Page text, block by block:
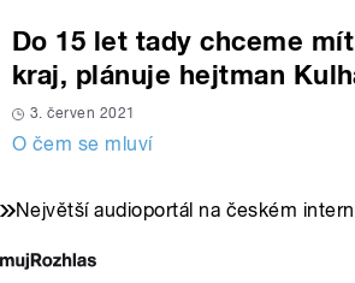
Do 15 let tady chceme
kraj, plánuje hejtman
3. červen 2021
O čem se mluví
Největší audioportál na českém